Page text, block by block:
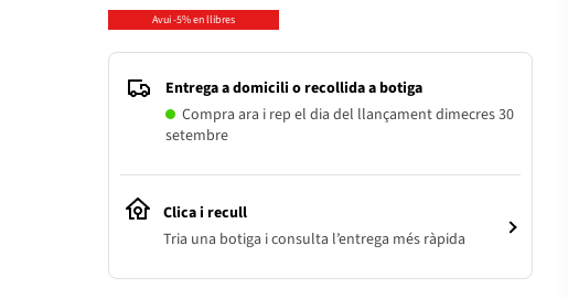
Avui -5% en llibres
Entrega a domicili o recollida a botiga
Compra ara i rep el dia del llançament dimecres 30
setembre
Clica i recull
Tria una botiga i consulta l’entrega més ràpida